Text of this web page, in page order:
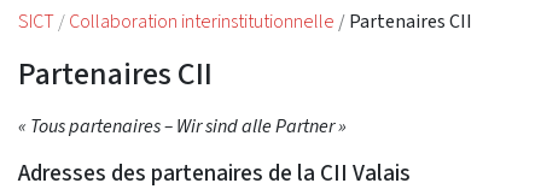
SICT Collaboration interinstitutionnelle Partenaires CII
Partenaires CII
« Tous partenaires – Wir sind alle Partner »
Adresses des partenaires de la CII Valais